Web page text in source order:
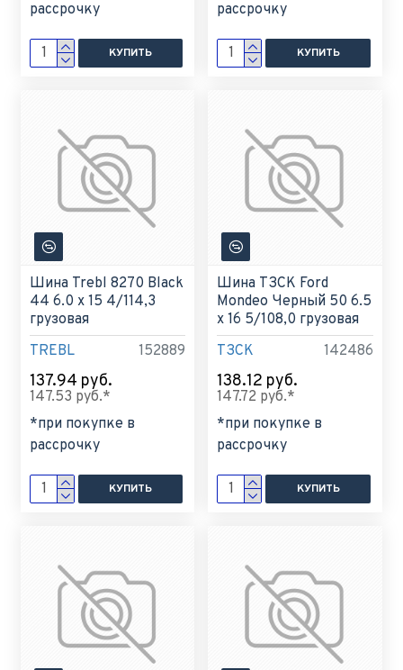
рассрочку
КУПИТЬ
рассрочку
КУПИТЬ
TREBL 152889
Шина Trebl 8270 Black
44 6.0 x 15 4/114,3
грузовая
137.94 руб.
147.53 руб.*
*при покупке в
рассрочку
КУПИТЬ
ТЗСК 142486
Шина ТЗСК Ford
Mondeo Черный 50 6.5
x 16 5/108,0 грузовая
138.12 руб.
147.72 руб.*
*при покупке в
рассрочку
КУПИТЬ